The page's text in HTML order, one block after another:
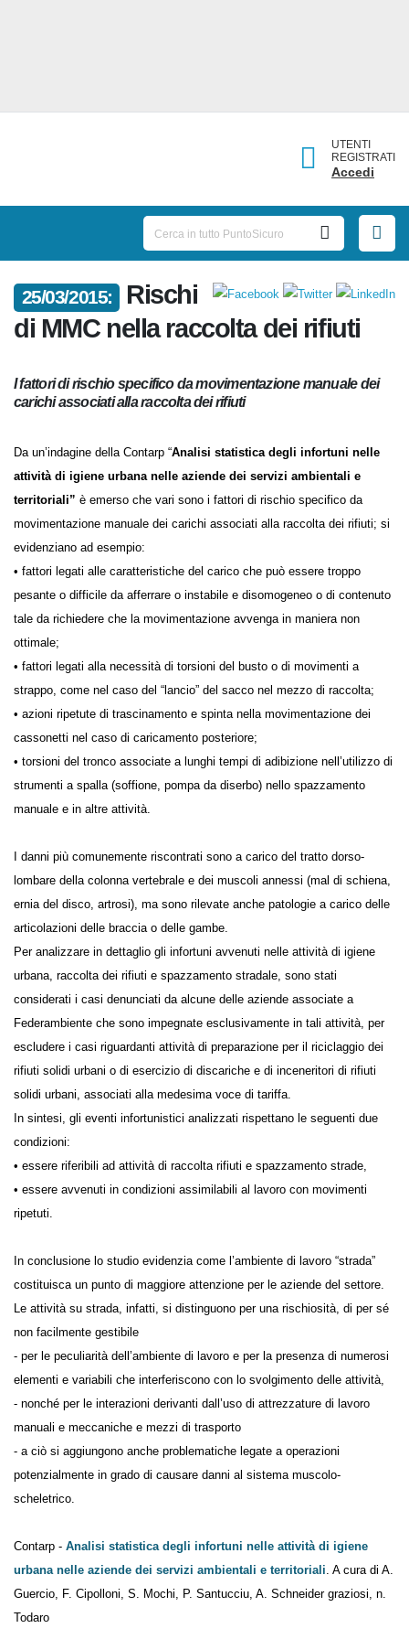
UTENTI
REGISTRATI
Accedi
25/03/2015:
Rischi
di MMC nella raccolta dei rifiuti
I fattori di rischio specifico da movimentazione manuale
dei carichi associati alla raccolta dei rifiuti
Da un’indagine della Contarp “Analisi statistica degli infortuni
nelle attività di igiene urbana nelle aziende dei servizi
ambientali e territoriali”è emerso che vari sono i fattori di rischio
specifico da movimentazione manuale dei carichi associati alla raccolta
dei rifiuti; si evidenziano ad esempio:
• fattori legati alle caratteristiche del carico che può essere troppo
pesante o difficile da afferrare o instabile e disomogeneo o di
contenuto tale da richiedere che la movimentazione avvenga in
maniera non ottimale;
• fattori legati alla necessità di torsioni del busto o di movimenti a
strappo, come nel caso del “lancio” del sacco nel mezzo di raccolta;
• azioni ripetute di trascinamento e spinta nella movimentazione dei
cassonetti nel caso di caricamento posteriore;
• torsioni del tronco associate a lunghi tempi di adibizione nell’utilizzo
di strumenti a spalla (soffione, pompa da diserbo) nello spazzamento
manuale e in altre attività.
I danni più comunemente riscontrati sono a carico del tratto dorso-
lombare della colonna vertebrale e dei muscoli annessi (mal di schiena,
ernia del disco, artrosi), ma sono rilevate anche patologie a carico delle
articolazioni delle braccia o delle gambe.
Per analizzare in dettaglio gli infortuni avvenuti nelle attività di igiene
urbana, raccolta dei rifiuti e spazzamento stradale, sono stati
considerati i casi denunciati da alcune delle aziende associate a
Federambiente che sono impegnate esclusivamente in tali attività, per
escludere i casi riguardanti attività di preparazione per il riciclaggio dei
rifiuti solidi urbani o di esercizio di discariche e di inceneritori di rifiuti
solidi urbani, associati alla medesima voce di tariffa.
In sintesi, gli eventi infortunistici analizzati rispettano le seguenti due
condizioni:
• essere riferibili ad attività di raccolta rifiuti e spazzamento strade,
• essere avvenuti in condizioni assimilabili al lavoro con movimenti
ripetuti.
In conclusione lo studio evidenzia come l’ambiente di lavoro “strada”
costituisca un punto di maggiore attenzione per le aziende del settore.
Le attività su strada, infatti, si distinguono per una rischiosità, di per sé
non facilmente gestibile
- per le peculiarità dell’ambiente di lavoro e per la presenza di
numerosi elementi e variabili che interferiscono con lo svolgimento
delle attività,
- nonché per le interazioni derivanti dall’uso di attrezzature di lavoro
manuali e meccaniche e mezzi di trasporto
- a ciò si aggiungono anche problematiche legate a operazioni
potenzialmente in grado di causare danni al sistema muscolo-
Contarp -Analisi statistica degli infortuni nelle attività di igiene
urbana nelle aziende dei servizi ambientali e territoriali. A cura
di A. Guercio, F. Cipolloni, S. Mochi, P. Santucciu, A. Schneider graziosi,